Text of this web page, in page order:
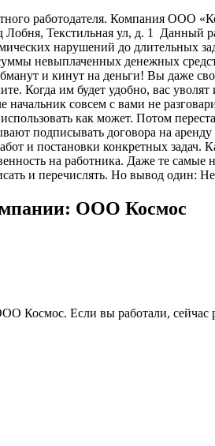
работодателя. Компания
Текстильная ул, д. 1 Данный
нарушений до длительных
невыплаченных денежных
и кинут на деньги! Вы даже
Когда им будет удобно, вас
начальник совсем с вами не
как может. Потом
подписывать договора на
и постановки конкретных
на работника. Даже те
и перечислять. Но вывод один:
ООО Космос
Космос. Если вы работали,